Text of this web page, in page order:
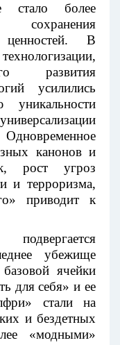
более
ценностей. В
развития
усилились
канонов и
рост угроз
и терроризма,
приводит к
убежище
ячейки
для себя» и ее
стали на
и бездетных
«модными»